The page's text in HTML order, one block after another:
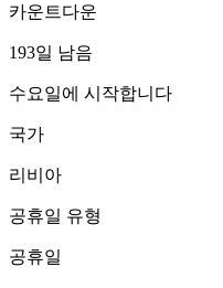
카운트다운
193일 남음
수요일에 시작합니다
국가
리비아
공휴일 유형
공휴일